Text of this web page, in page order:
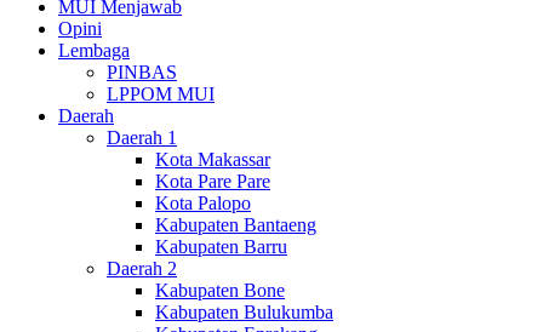
MUI Menjawab
Opini
Lembaga
PINBAS
LPPOM MUI
Daerah
Daerah 1
Kota Makassar
Kota Pare Pare
Kota Palopo
Kabupaten Bantaeng
Kabupaten Barru
Daerah 2
Kabupaten Bone
Kabupaten Bulukumba